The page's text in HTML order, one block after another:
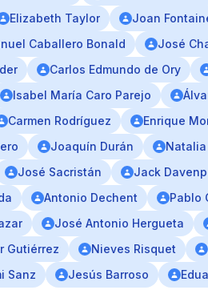
Elizabeth Taylor Joan
Caballero Bonald José
Carlos Edmundo de Ory
Isabel María Caro Parejo
Carmen Rodríguez Enrique
Joaquín Durán
José Sacristán Jack
Antonio Dechent Pablo
José Antonio Hergueta
Gutiérrez Nieves Risquet
Sanz Jesús Barroso